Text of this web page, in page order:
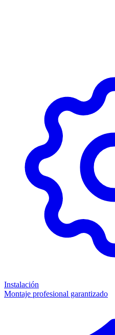
Instalación
Montaje profesional garantizado